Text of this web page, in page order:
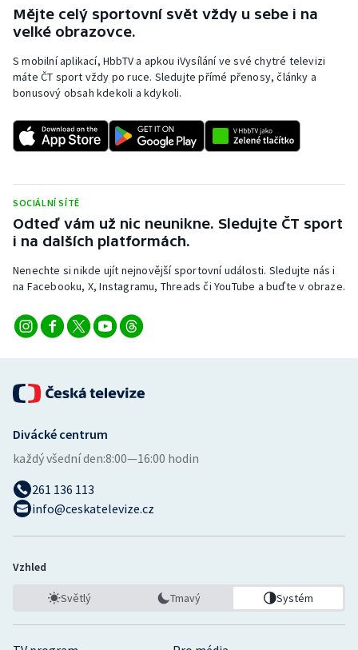
Mějte celý sportovní svět vždy u sebe i na
velké obrazovce.
S mobilní aplikací, HbbTV a apkou iVysílání ve své chytré televizi
máte ČT sport vždy po ruce. Sledujte přímé přenosy, články a
bonusový obsah kdekoli a kdykoli.
SOCIÁLNÍ SÍTĚ
Odteď vám už nic neunikne. Sledujte ČT sport
i na dalších platformách.
Nenechte si nikde ujít nejnovější sportovní události. Sledujte nás i
na Facebooku, X, Instagramu, Threads či YouTube a buďte v obraze.
Divácké centrum
každý všední den:8:00—16:00 hodin
261 136 113
info@ceskatelevize.cz
Vzhled
Světlý Tmavý Systém